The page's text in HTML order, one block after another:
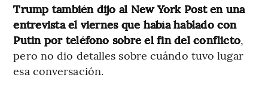
Trump también dijo al New York Post en una
entrevista el viernes que había hablado con
Putin por teléfono sobre el fin del conflicto,
pero no dio detalles sobre cuándo tuvo lugar
esa conversación.